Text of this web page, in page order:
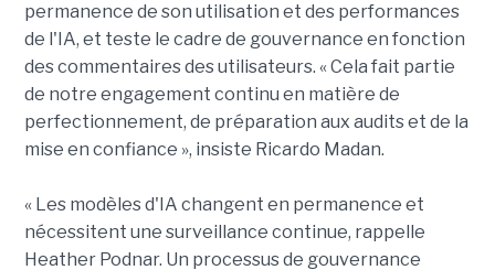
permanence de son utilisation et des performances
de l'IA, et teste le cadre de gouvernance en fonction
des commentaires des utilisateurs. « Cela fait partie
de notre engagement continu en matière de
perfectionnement, de préparation aux audits et de la
mise en confiance », insiste Ricardo Madan.
« Les modèles d'IA changent en permanence et
nécessitent une surveillance continue, rappelle
Heather Podnar. Un processus de gouvernance